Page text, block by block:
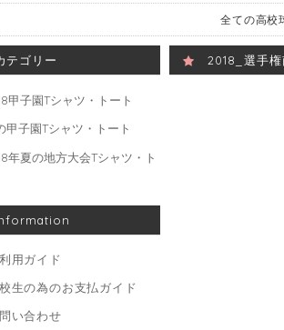
全ての高校
テゴリー
甲子園Tシャツ・トート
甲子園Tシャツ・トート
年夏の地方大会Tシャツ・ト
用ガイド
生の為のお支払ガイド
い合わせ
2018_選手